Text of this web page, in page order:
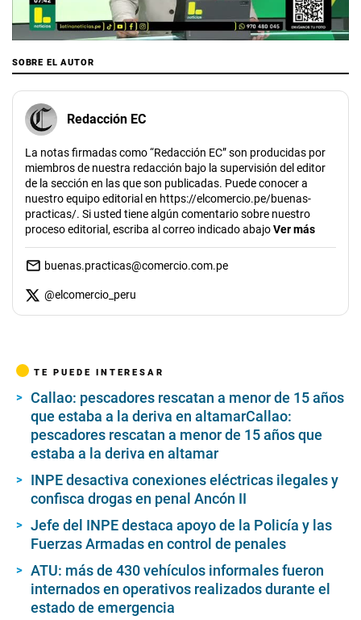
00:00/02:27
SOBRE EL AUTOR
Redacción EC
La notas firmadas como “Redacción EC” son producidas por
miembros de nuestra redacción bajo la supervisión del editor
de la sección en las que son publicadas. Puede conocer a
nuestro equipo editorial en https://elcomercio.pe/buenas-
practicas/. Si usted tiene algún comentario sobre nuestro
proceso editorial, escriba al correo indicado abajoVer más
buenas.practicas@comercio.com.pe
@elcomercio_peru
TE PUEDE INTERESAR
Callao: pescadores rescatan a menor de 15 años
que estaba a la deriva en altamarCallao:
pescadores rescatan a menor de 15 años que
estaba a la deriva en altamar
INPE desactiva conexiones eléctricas ilegales y
confisca drogas en penal Ancón II
Jefe del INPE destaca apoyo de la Policía y las
Fuerzas Armadas en control de penales
ATU: más de 430 vehículos informales fueron
internados en operativos realizados durante el
estado de emergencia